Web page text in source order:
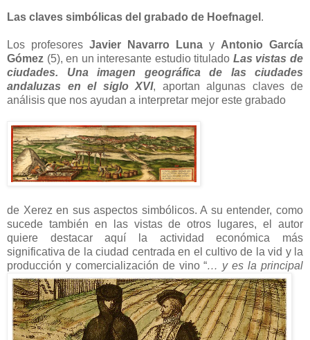
Las claves simbólicas del grabado de Hoefnagel .
Los profesores Javier Navarro Luna y Antonio García
Gómez (5), en un interesante estudio titulado Las vistas de
ciudades. Una imagen geográfica de las ciudades
andaluzas en el siglo XVI, aportan algunas claves de
análisis que nos ayudan a interpretar mejor este grabado
de Xerez en sus aspectos simbólicos. A su entender, como
sucede también en las vistas de otros lugares, el autor
quiere destacar aquí la actividad económica más
significativa de la ciudad centrada en el cultivo de la vid y la
producción y comercialización de vino “… y es la principal